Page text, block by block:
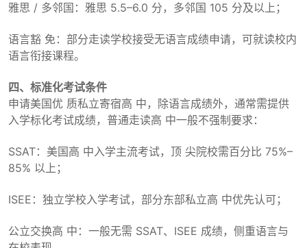
雅思 / 多邻国：雅思 5.5–6.0 分，多邻国 105 分及以上；
语言豁 免：部分走读学校接受无语言成绩申请，可就读校内
语言衔接课程。
四、标准化考试条件
申请美国优 质私立寄宿高 中，除语言成绩外，通常需提供
入学标化考试成绩，普通走读高 中一般不强制要求：
SSAT：美国高 中入学主流考试，顶 尖院校需百分比 75%–
85% 以上；
ISEE：独立学校入学考试，部分东部私立高 中优先认可；
公立交换高 中：一般无需 SSAT、ISEE 成绩，侧重语言与